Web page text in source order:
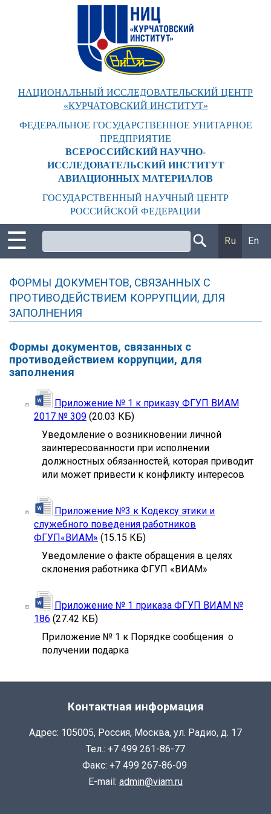
НАЦИОНАЛЬНЫЙ ИССЛЕДОВАТЕЛЬСКИЙ ЦЕНТР
«КУРЧАТОВСКИЙ ИНСТИТУТ»
ФЕДЕРАЛЬНОЕ ГОСУДАРСТВЕННОЕ УНИТАРНОЕ
ПРЕДПРИЯТИЕ
ВСЕРОССИЙСКИЙ НАУЧНО-
ИССЛЕДОВАТЕЛЬСКИЙ ИНСТИТУТ
АВИАЦИОННЫХ МАТЕРИАЛОВ
ГОСУДАРСТВЕННЫЙ НАУЧНЫЙ ЦЕНТР
РОССИЙСКОЙ ФЕДЕРАЦИИ
☰ Ru En
ФОРМЫ ДОКУМЕНТОВ, СВЯЗАННЫХ С
ПРОТИВОДЕЙСТВИЕМ КОРРУПЦИИ, ДЛЯ
ЗАПОЛНЕНИЯ
Формы документов, связанных с
противодействием коррупции, для
заполнения
Приложение № 1 к приказу ФГУП ВИАМ
2017 № 309 (20.03 КБ)
Уведомление о возникновении личной
заинтересованности при исполнении
должностных обязанностей, которая приводит
или может привести к конфликту интересов
Приложение №3 к Кодексу этики и
служебного поведения работников
ФГУП«ВИАМ» (15.15 КБ)
Уведомление о факте обращения в целях
склонения работника ФГУП «ВИАМ»
Приложение № 1 приказа ФГУП ВИАМ №
186 (27.42 КБ)
Приложение № 1 к Порядке сообщения о
получении подарка
Контактная информация
Адрес: 105005, Россия, Москва, ул. Радио, д. 17
Тел.: +7 499 261-86-77
Факс: +7 499 267-86-09
E-mail: admin@viam.ru